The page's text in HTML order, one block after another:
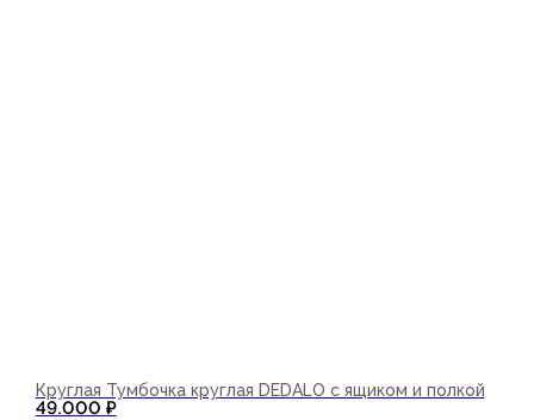
Круглая Тумбочка круглая DEDALO с ящиком и полкой
49.000 ₽